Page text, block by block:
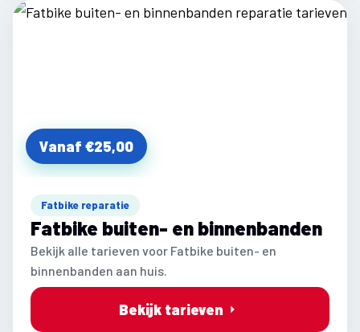
Vanaf €25,00
Fatbike reparatie
Fatbike buiten- en binnenbanden
Bekijk alle tarieven voor Fatbike buiten- en
binnenbanden aan huis.
Bekijk tarieven